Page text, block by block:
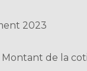
2023
Montant de la